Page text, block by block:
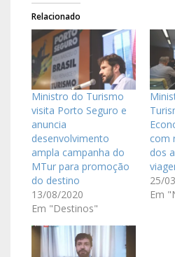
Relacionado
Ministro do Turismo
visita Porto Seguro e
anuncia
desenvolvimento
ampla campanha do
MTur para promoção
do destino
13/08/2020
Em "Destinos"
com
dos
25/
Em